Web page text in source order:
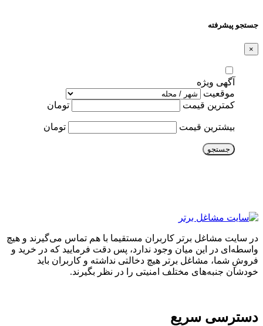
جستجو پیشرفته
×
آگهی ویژه
موقعیت
کمترین قیمت
تومان
بیشترین قیمت تومان
جستجو
در سایت مشاغل برتر کاربران مستقیما با هم تماس می‌گیرند و هیچ
واسطه‌ای در این میان وجود ندارد، پس دقت فرمایید که در خرید و
فروشِ شما، مشاغل برتر هیچ دخالتی نداشته و کاربران باید
خودشان جنبه‌های مختلف امنیتی را در نظر بگیرند.
دسترسی سریع